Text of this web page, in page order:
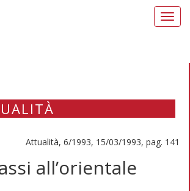
Attualità, 6/1993, 15/03/1993, pag. 141
all’orientale